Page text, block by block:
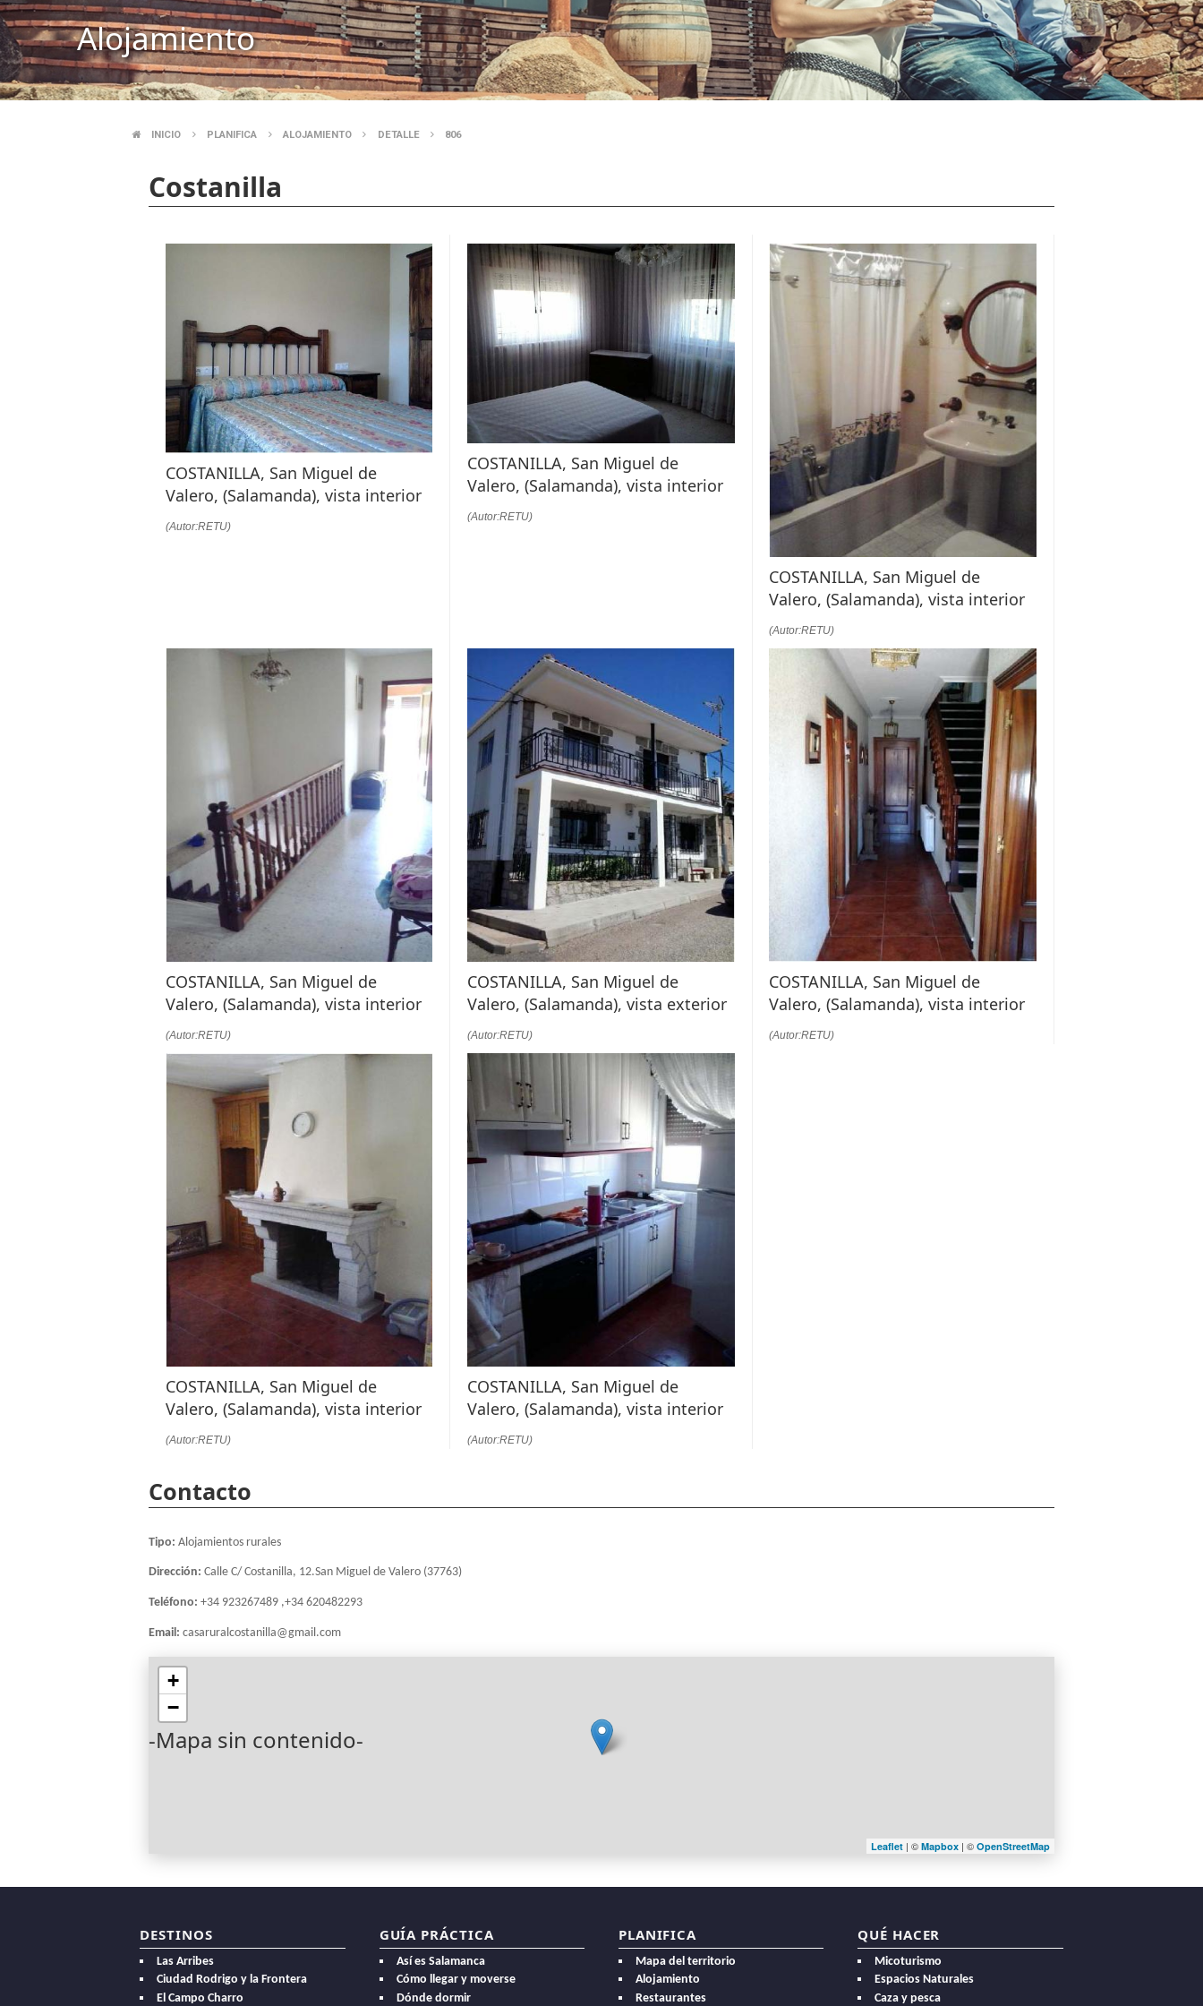
Alojamiento
ENLACES
NAVEGACIÓN
INICIO PLANIFICA ALOJAMIENTO DETALLE 806
Costanilla
COSTANILLA, San Miguel de
Valero, (Salamanda), vista interior
(Autor:RETU)
COSTANILLA, San Miguel de
Valero, (Salamanda), vista interior
(Autor:RETU)
COSTANILLA, San Miguel de
Valero, (Salamanda), vista interior
(Autor:RETU)
COSTANILLA, San Miguel de
Valero, (Salamanda), vista interior
(Autor:RETU)
COSTANILLA, San Miguel de
Valero, (Salamanda), vista exterior
(Autor:RETU)
COSTANILLA, San Miguel de
Valero, (Salamanda), vista interior
(Autor:RETU)
COSTANILLA, San Miguel de
Valero, (Salamanda), vista interior
(Autor:RETU)
COSTANILLA, San Miguel de
Valero, (Salamanda), vista interior
(Autor:RETU)
Contacto
Tipo: Alojamientos rurales
Dirección: Calle C/ Costanilla, 12.San Miguel de Valero (37763)
Teléfono: +34 923267489 ,+34 620482293
Email: casaruralcostanilla@gmail.com
-Mapa sin contenido-
+
−
Leaflet | ©Mapbox | ©OpenStreetMap
DESTINOS
Las Arribes
Ciudad Rodrigo y la Frontera
El Campo Charro
GUÍA PRÁCTICA
Así es Salamanca
Cómo llegar y moverse
Dónde dormir
PLANIFICA
Mapa del territorio
Alojamiento
Restaurantes
QUÉ HACER
Micoturismo
Espacios Naturales
Caza y pesca